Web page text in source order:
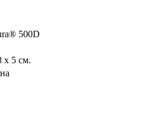
500D
х 5 см.